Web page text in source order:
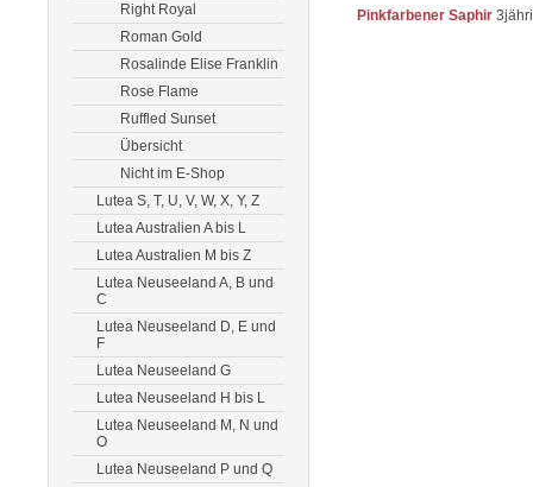
Right Royal
Roman Gold
Rosalinde Elise Franklin
Rose Flame
Ruffled Sunset
Übersicht
Nicht im E-Shop
Lutea S, T, U, V, W, X, Y, Z
Lutea Australien A bis L
Lutea Australien M bis Z
Lutea Neuseeland A, B und
C
Lutea Neuseeland D, E und
F
Lutea Neuseeland G
Lutea Neuseeland H bis L
Lutea Neuseeland M, N und
O
Lutea Neuseeland P und Q
Pinkfarbener Saphir